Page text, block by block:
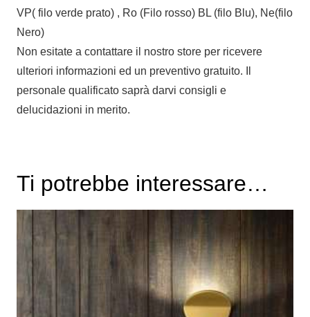
VP( filo verde prato) , Ro (Filo rosso) BL (filo Blu), Ne(filo
Nero)
Non esitate a contattare il nostro store per ricevere
ulteriori informazioni ed un preventivo gratuito. Il
personale qualificato saprà darvi consigli e
delucidazioni in merito.
Ti potrebbe interessare…